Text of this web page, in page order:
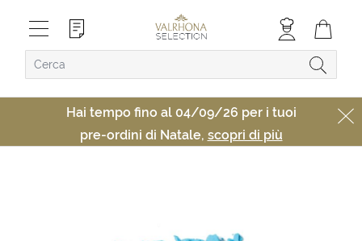
Hai tempo fino al 04/09/26 per i tuoi
pre-ordini di Natale, scopri di più